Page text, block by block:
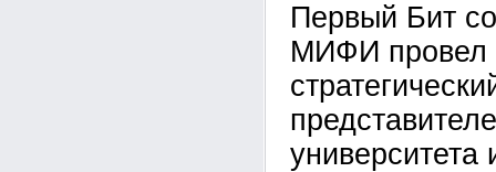
Первый Бит
МИФИ провел